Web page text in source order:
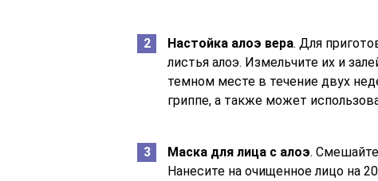
Настойка алоэ вера. Для
листья алоэ. Измельчите их и
темном месте в течение двух
гриппе, а также может
Маска для лица с алоэ.
Нанесите на очищенное лицо на